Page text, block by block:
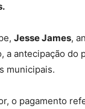
Jesse James,
a antecipação do
municipais.
o pagamento